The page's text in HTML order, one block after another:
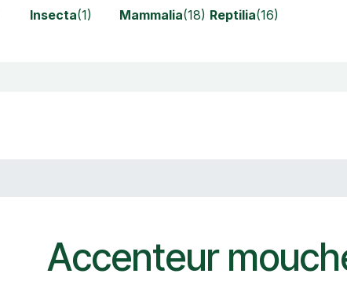
Insecta(1) Mammalia(18) Reptilia(16)
Accenteur